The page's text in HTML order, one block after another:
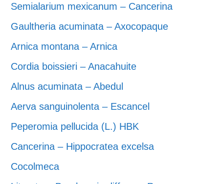
Semialarium mexicanum – Cancerina
Gaultheria acuminata – Axocopaque
Arnica montana – Arnica
Cordia boissieri – Anacahuite
Alnus acuminata – Abedul
Aerva sanguinolenta – Escancel
Peperomia pellucida (L.) HBK
Cancerina – Hippocratea excelsa
Cocolmeca